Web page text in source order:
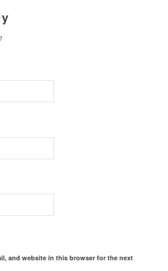
and website in this browser for the next